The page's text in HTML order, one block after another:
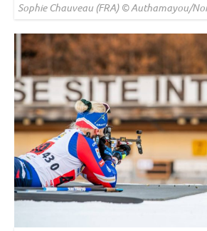
Sophie Chauveau (FRA) © Authamayou/